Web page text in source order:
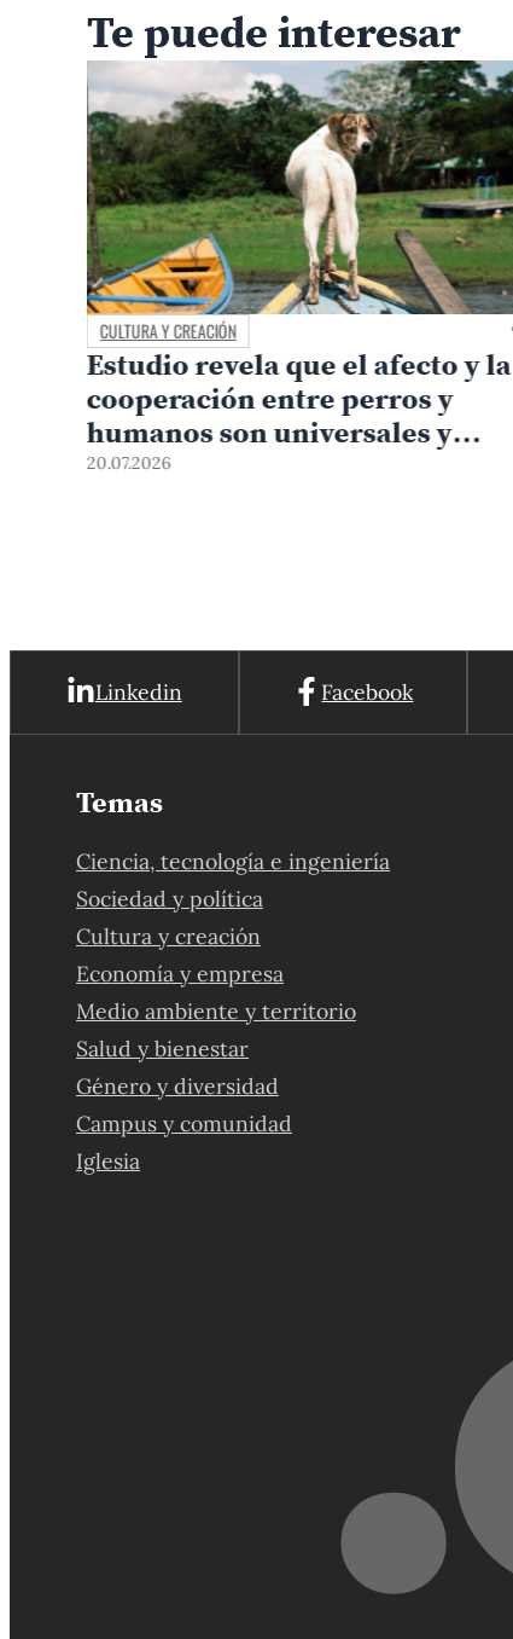
Te puede interesar
CULTURA Y CREACIÓN
Estudio revela que el afecto y la
cooperación entre perros y
humanos son universales y
similares en todo el mundo
20.07.2026
Linkedin Facebook
Temas
Ciencia, tecnología e ingeniería
Sociedad y política
Cultura y creación
Economía y empresa
Medio ambiente y territorio
Salud y bienestar
Género y diversidad
Campus y comunidad
Iglesia